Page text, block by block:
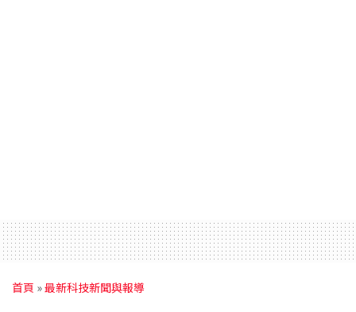
首頁 »最新科技新聞與報導